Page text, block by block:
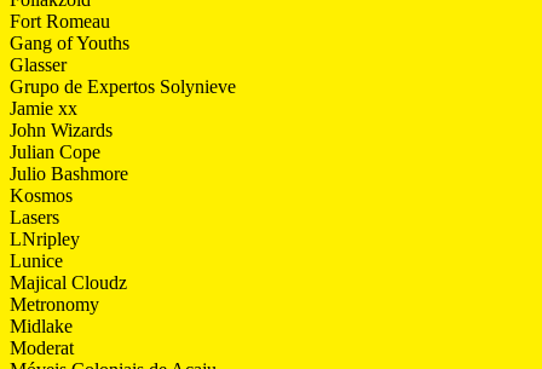
Fort Romeau
Gang of Youths
Glasser
Grupo de Expertos Solynieve
Jamie xx
John Wizards
Julian Cope
Julio Bashmore
Kosmos
Lasers
LNripley
Lunice
Majical Cloudz
Metronomy
Midlake
Moderat